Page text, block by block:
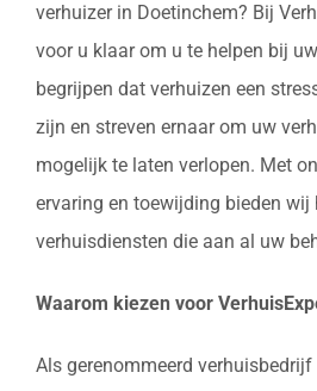
verhuizer in Doetinchem? Bij
voor u klaar om u te helpen bij
begrijpen dat verhuizen een
zijn en streven ernaar om uw
mogelijk te laten verlopen. Met
ervaring en toewijding bieden wij
verhuisdiensten die aan al uw
Waarom kiezen voor
Als gerenommeerd